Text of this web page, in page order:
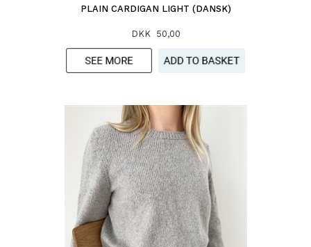
PLAIN CARDIGAN LIGHT (DANSK)
DKK 50,00